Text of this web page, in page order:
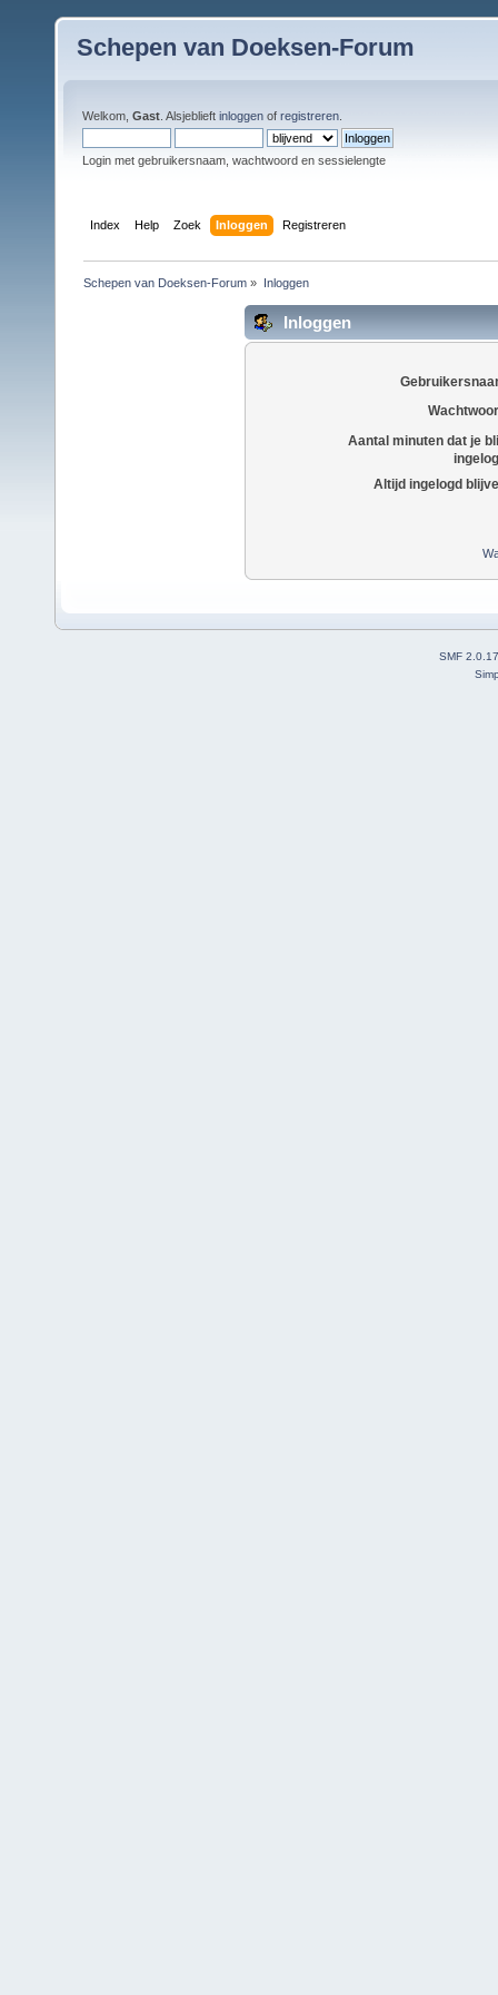
Schepen van Doeksen-Forum
Welkom, Gast . Alsjeblieft inloggen of registreren
Login met gebruikersnaam, wachtwoord en sessielengte
Index Help Zoek Inloggen Registreren
Schepen van Doeksen-Forum » Inloggen
Inloggen
Aantal minuten dat je
Altijd ingelogd
SMF 2.0.17